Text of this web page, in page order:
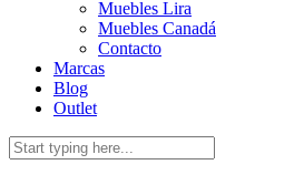
Muebles Lira
Muebles Canadá
Contacto
Marcas
Blog
Outlet